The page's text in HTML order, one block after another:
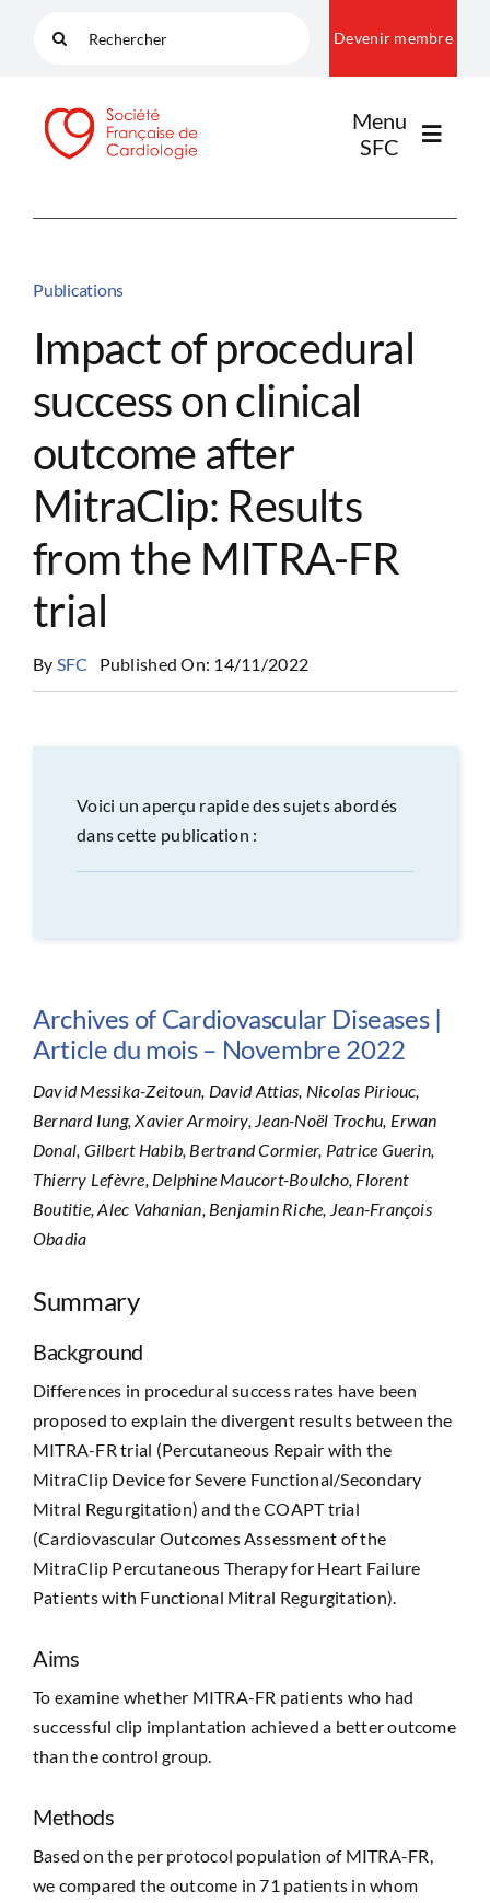
Rechercher: Devenir membre
Menu
SFC
PUBLICATIONS
CONGRÈS
PRIX ET BOURSES
Publications
Impact of procedural
success on clinical
outcome after
MitraClip: Results
from the MITRA-FR
trial
By SFC Published On: 14/11/2022
Voici un aperçu rapide des sujets abordés
dans cette publication :
Archives of Cardiovascular Diseases |
Article du mois – Novembre 2022
David Messika-Zeitoun, David Attias, Nicolas Piriouc,
Bernard Iung, Xavier Armoiry, Jean-Noël Trochu, Erwan
Donal, Gilbert Habib, Bertrand Cormier, Patrice Guerin,
Thierry Lefèvre, Delphine Maucort-Boulcho, Florent
Boutitie, Alec Vahanian, Benjamin Riche, Jean-François
Obadia
Summary
Background
Differences in procedural success rates have been
proposed to explain the divergent results between the
MITRA-FR trial (Percutaneous Repair with the
MitraClip Device for Severe Functional/Secondary
Mitral Regurgitation) and the COAPT trial
(Cardiovascular Outcomes Assessment of the
MitraClip Percutaneous Therapy for Heart Failure
Patients with Functional Mitral Regurgitation).
Aims
To examine whether MITRA-FR patients who had
successful clip implantation achieved a better outcome
than the control group.
Methods
Based on the per protocol population of MITRA-FR,
we compared the outcome in 71 patients in whom